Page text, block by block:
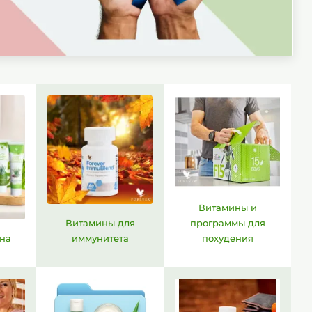
Витамины для
иммунитета
Витамины и
программы для
похудения